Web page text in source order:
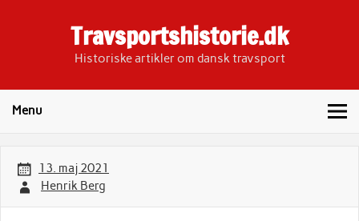
Travsportshistorie.dk
Historiske artikler om dansk travsport
Menu
13. maj 2021
Henrik Berg